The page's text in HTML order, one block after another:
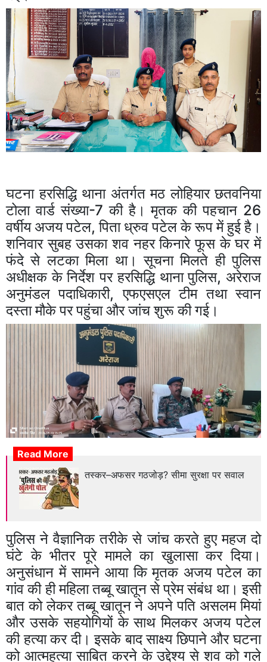
घटना हरसिद्धि थाना अंतर्गत मठ लोहियार छतवनिया
टोला वार्ड संख्या-7 की है। मृतक की पहचान 26
वर्षीय अजय पटेल, पिता ध्रुव पटेल के रूप में हुई है।
शनिवार सुबह उसका शव नहर किनारे फूस के घर में
फंदे से लटका मिला था। सूचना मिलते ही पुलिस
अधीक्षक के निर्देश पर हरसिद्धि थाना पुलिस, अरेराज
अनुमंडल पदाधिकारी, एफएसएल टीम तथा स्वान
दस्ता मौके पर पहुंचा और जांच शुरू की गई।
Read More
तस्कर–अफसर गठजोड़? सीमा सुरक्षा पर सवाल
पुलिस ने वैज्ञानिक तरीके से जांच करते हुए महज दो
घंटे के भीतर पूरे मामले का खुलासा कर दिया।
अनुसंधान में सामने आया कि मृतक अजय पटेल का
गांव की ही महिला तब्बू खातून से प्रेम संबंध था। इसी
बात को लेकर तब्बू खातून ने अपने पति असलम मियां
और उसके सहयोगियों के साथ मिलकर अजय पटेल
की हत्या कर दी। इसके बाद साक्ष्य छिपाने और घटना
को आत्महत्या साबित करने के उद्देश्य से शव को गले